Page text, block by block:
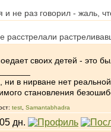
и не раз говорил - жаль,
расстрелали
своих детей - это
ни в нирване нет
становления
test Samantabhadra